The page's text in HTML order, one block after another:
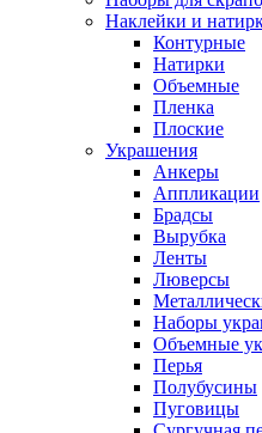
Наклейки и
Контурные
Натирки
Объемные
Пленка
Плоские
Украшения
Анкеры
Аппликации
Брадсы
Вырубка
Ленты
Люверсы
Наборы
Объемные
Перья
Полубусины
Пуговицы